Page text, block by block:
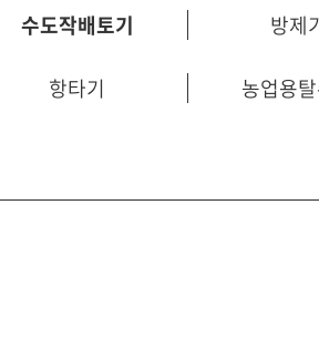
수도작배토기 방제
항타기 농업용